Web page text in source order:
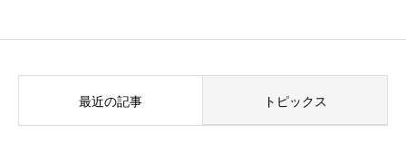
最近の記事 トピックス